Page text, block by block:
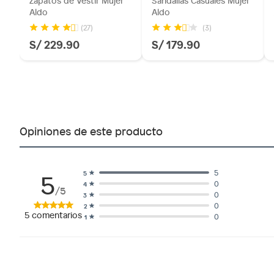
Aldo
(27)
S/ 229.90
Aldo
(3)
S/ 179.90
Opiniones de este producto
5/5
5 comentarios 1 0
2 0
3 0
4 0
5 5